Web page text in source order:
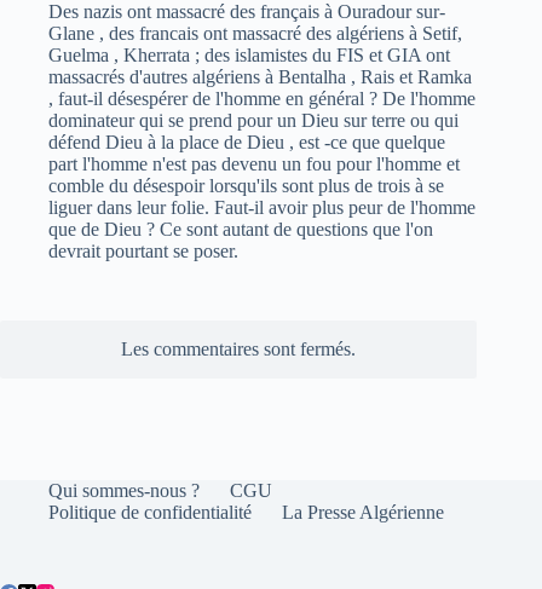
Des nazis ont massacré des français à Ouradour sur-
Glane , des francais ont massacré des algériens à Setif,
Guelma , Kherrata ; des islamistes du FIS et GIA ont
massacrés d'autres algériens à Bentalha , Rais et Ramka
, faut-il désespérer de l'homme en général ? De l'homme
dominateur qui se prend pour un Dieu sur terre ou qui
défend Dieu à la place de Dieu , est -ce que quelque
part l'homme n'est pas devenu un fou pour l'homme et
comble du désespoir lorsqu'ils sont plus de trois à se
liguer dans leur folie. Faut-il avoir plus peur de l'homme
que de Dieu ? Ce sont autant de questions que l'on
devrait pourtant se poser.
Les commentaires sont fermés.
Qui sommes-nous ?
CGU
Politique de confidentialité
La Presse Algérienne